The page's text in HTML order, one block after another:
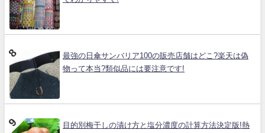
最強の日傘サンバリア100の販売店舗はどこ?楽天は偽
物って本当?類似品には要注意です!
目的別梅干しの漬け方と塩分濃度の計算方法決定版!熱